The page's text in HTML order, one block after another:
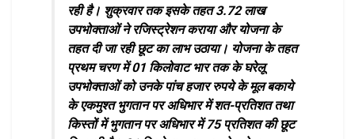
रही है। शुक्रवार तक इसके तहत 3.72 लाख
उपभोक्ताओं ने रजिस्ट्रेशन कराया और योजना के
तहत दी जा रही छूट का लाभ उठाया। योजना के तहत
प्रथम चरण में 01 किलोवाट भार तक के घरेलू
उपभोक्ताओं को उनके पांच हजार रुपये के मूल बकाये
के एकमुश्त भुगतान पर अधिभार में शत-प्रतिशत तथा
किस्तों में भुगतान पर अधिभार में 75 प्रतिशत की छूट